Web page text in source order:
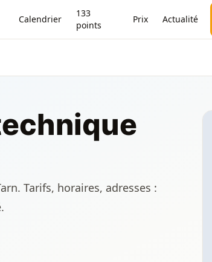
Calendrier
133
points
Prix Actualité
Tarifs, horaires, adresses :